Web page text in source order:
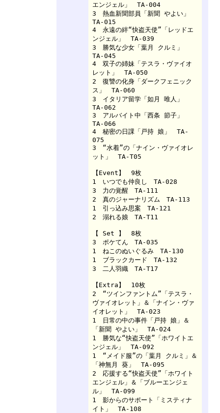
エンジェル」　TA-004
3　熱血新聞部員「新聞 やよい」
TA-015
4　永遠の絆“快盗天使”「レッドエ
ンジェル」　TA-039
3　勝気な少女「葉月 クルミ」
TA-045
4　双子の姉妹「テスラ・ヴァイオ
レット」　TA-050
2　復讐の化身「ダークフェニック
ス」　TA-060
3　イタリア留学「如月 唯人」
TA-062
3　アルバイト中「西条 節子」
TA-066
4　秘密の日課「戸持 娘」　TA-
075
3　“水着”の「ナイン・ヴァイオレ
ット」　TA-T05
【Event】　9枚
1　いつでも仲良し　TA-028
3　力の覚醒　TA-111
2　真のジャーナリズム　TA-113
1　引っ込み思案　TA-121
2　溺れる娘　TA-T11
【 Set 】　8枚
3　ポケてん　TA-035
1　ねこのぬいぐるみ　TA-130
1　ブラックカード　TA-132
3　二人羽織　TA-T17
【Extra】　10枚
2　“ツインファントム”「テスラ・
ヴァイオレット」＆「ナイン・ヴァ
イオレット」　TA-023
1　日常の中の事件「戸持 娘」＆
「新聞 やよい」　TA-024
1　勝気な“快盗天使”「ホワイトエ
ンジェル」　TA-092
1　“メイド服”の「葉月 クルミ」＆
「神無月 葵」　TA-095
2　応援する“快盗天使”「ホワイト
エンジェル」＆「ブルーエンジェ
ル」　TA-099
1　影からのサポート「ミスティナ
イト」　TA-108